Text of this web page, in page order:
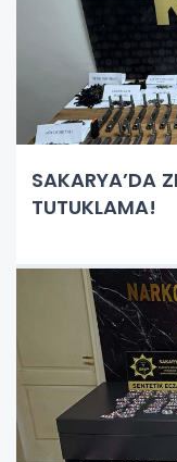
SAKARYA’DA
TUTUKLAMA!